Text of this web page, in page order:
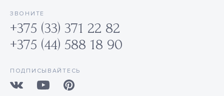
ЗВОНИТЕ
+375 (33) 371 22 82
+375 (44) 588 18 90
ПОДПИСЫВАЙТЕСЬ